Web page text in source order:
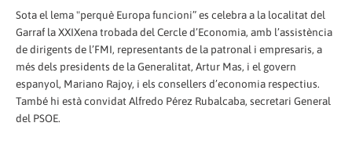
Sota el lema "perquè Europa funcioni” es celebra a la localitat del
Garraf la XXIXena trobada del Cercle d’Economia, amb l’assistència
de dirigents de l’FMI, representants de la patronal i empresaris, a
més dels presidents de la Generalitat, Artur Mas, i el govern
espanyol, Mariano Rajoy, i els consellers d’economia respectius.
També hi està convidat Alfredo Pérez Rubalcaba, secretari General
del PSOE.